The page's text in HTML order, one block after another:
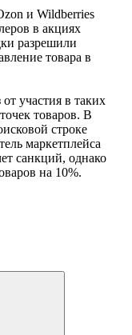
и Wildberries
в акциях
разрешили
товара в
участия в таких
товаров. В
строке
маркетплейса
санкций, однако
на 10%.